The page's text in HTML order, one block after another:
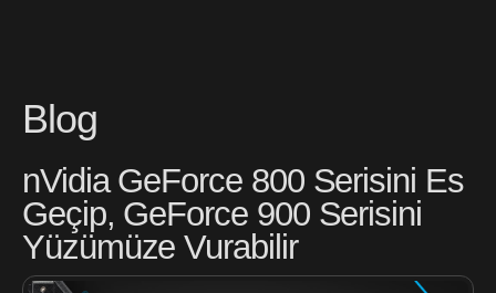
Blog
nVidia GeForce 800 Serisini Es
Geçip, GeForce 900 Serisini
Yüzümüze Vurabilir